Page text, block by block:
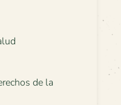
de la